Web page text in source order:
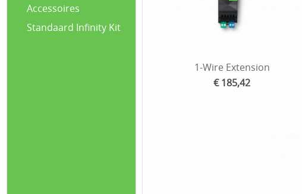
Accessoires
Standaard Infinity Kit
1-Wire Extension
€ 185,42